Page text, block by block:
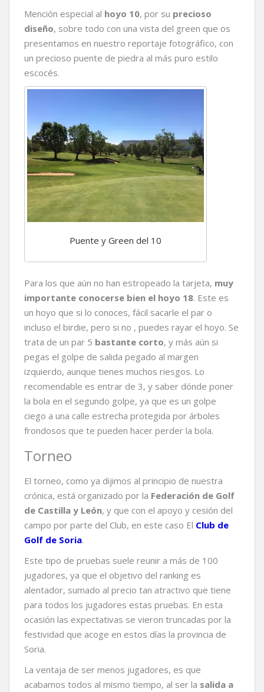
Mención especial al hoyo 10, por su precioso
diseño, sobre todo con una vista del green que os
presentamos en nuestro reportaje fotográfico, con
un precioso puente de piedra al más puro estilo
escocés.
Puente y Green del 10
Para los que aún no han estropeado la tarjeta, muy
importante conocerse bien el hoyo 18. Este es
un hoyo que si lo conoces, fácil sacarle el par o
incluso el birdie, pero si no , puedes rayar el hoyo. Se
trata de un par 5 bastante corto, y más aún si
pegas el golpe de salida pegado al margen
izquierdo, aunque tienes muchos riesgos. Lo
recomendable es entrar de 3, y saber dónde poner
la bola en el segundo golpe, ya que es un golpe
ciego a una calle estrecha protegida por árboles
frondosos que te pueden hacer perder la bola.
Torneo
El torneo, como ya dijimos al principio de nuestra
crónica, está organizado por la Federación de Golf
de Castilla y León, y que con el apoyo y cesión del
campo por parte del Club, en este caso El Club de
Golf de Soria.
Este tipo de pruebas suele reunir a más de 100
jugadores, ya que el objetivo del ranking es
alentador, sumado al precio tan atractivo que tiene
para todos los jugadores estas pruebas. En esta
ocasión las expectativas se vieron truncadas por la
festividad que acoge en estos días la provincia de
Soria.
La ventaja de ser menos jugadores, es que
acabamos todos al mismo tiempo, al ser la salida a